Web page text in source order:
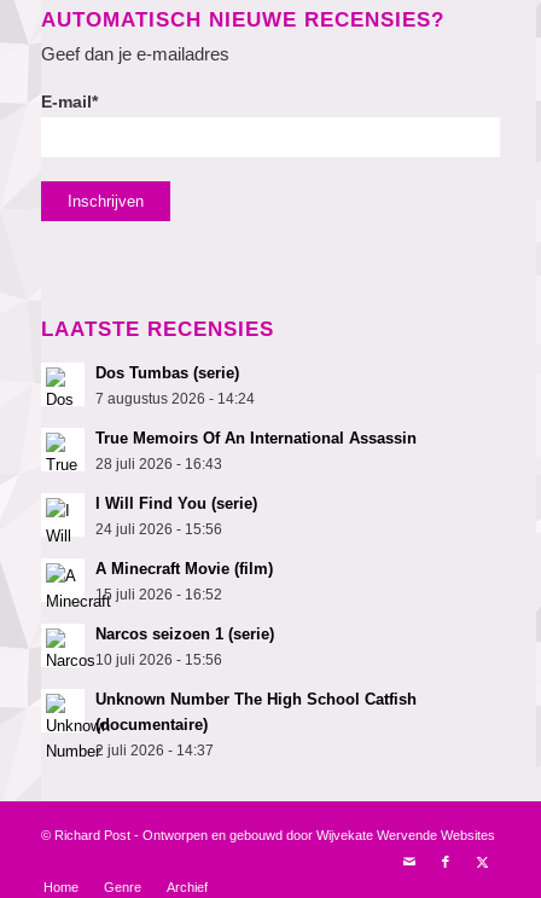
AUTOMATISCH NIEUWE RECENSIES?
Geef dan je e-mailadres
E-mail*
LAATSTE RECENSIES
Dos Tumbas (serie)
7 augustus 2026 - 14:24
True Memoirs Of An International Assassin
28 juli 2026 - 16:43
I Will Find You (serie)
24 juli 2026 - 15:56
A Minecraft Movie (film)
15 juli 2026 - 16:52
Narcos seizoen 1 (serie)
10 juli 2026 - 15:56
Unknown Number The High School Catfish
(documentaire)
2 juli 2026 - 14:37
© Richard Post - Ontworpen en gebouwd door Wijvekate Wervende Websites
Home Genre Archief